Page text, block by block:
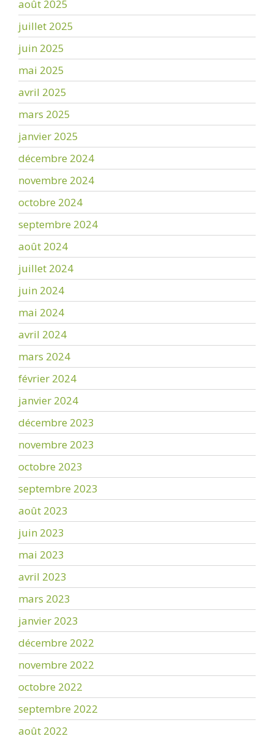
août 2025
juillet 2025
juin 2025
mai 2025
avril 2025
mars 2025
janvier 2025
décembre 2024
novembre 2024
octobre 2024
septembre 2024
août 2024
juillet 2024
juin 2024
mai 2024
avril 2024
mars 2024
février 2024
janvier 2024
décembre 2023
novembre 2023
octobre 2023
septembre 2023
août 2023
juin 2023
mai 2023
avril 2023
mars 2023
janvier 2023
décembre 2022
novembre 2022
octobre 2022
septembre 2022
août 2022